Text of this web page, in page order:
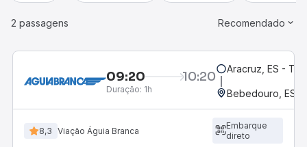
2 passagens Recomendado
09:20 10:20
Duração: 1h
Aracruz, ES -
Bebedouro, ES
8,3 Viação Águia Branca
Embarque
direto